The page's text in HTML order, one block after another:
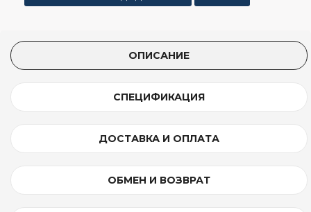
ОПИСАНИЕ
СПЕЦИФИКАЦИЯ
ДОСТАВКА И ОПЛАТА
ОБМЕН И ВОЗВРАТ